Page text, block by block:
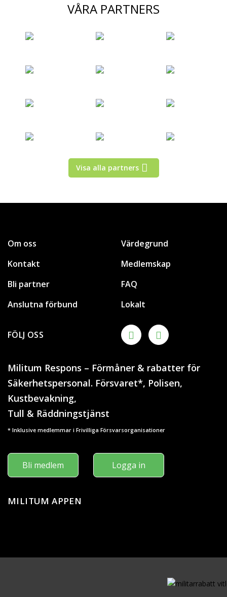
VÅRA PARTNERS
Visa alla partners
Om oss
Kontakt
Bli partner
Anslutna förbund
Värdegrund
Medlemskap
FAQ
Lokalt
FÖLJ OSS
Militum Respons – Förmåner & rabatter för
Säkerhetspersonal. Försvaret*, Polisen,
Kustbevakning,
Tull & Räddningstjänst
* Inklusive medlemmar i Frivilliga Försvarsorganisationer
Bli medlem Logga in
MILITUM APPEN